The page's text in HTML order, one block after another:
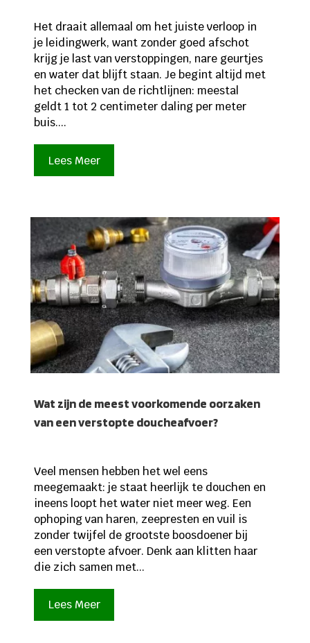
Het draait allemaal om het juiste verloop in
je leidingwerk, want zonder goed afschot
krijg je last van verstoppingen, nare geurtjes
en water dat blijft staan. Je begint altijd met
het checken van de richtlijnen: meestal
geldt 1 tot 2 centimeter daling per meter
buis....
Lees Meer
Wat zijn de meest voorkomende oorzaken
van een verstopte doucheafvoer?
Veel mensen hebben het wel eens
meegemaakt: je staat heerlijk te douchen en
ineens loopt het water niet meer weg. Een
ophoping van haren, zeepresten en vuil is
zonder twijfel de grootste boosdoener bij
een verstopte afvoer. Denk aan klitten haar
die zich samen met...
Lees Meer